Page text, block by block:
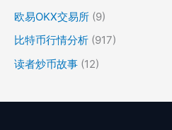
欧易OKX交易所 (9)
比特币行情分析 (917)
读者炒币故事 (12)